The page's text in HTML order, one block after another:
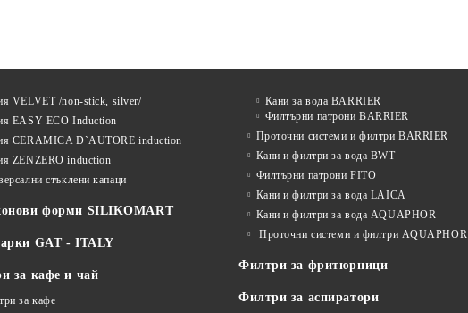
VELVET /non-stick, silver/
EASY ECO Induction
CERAMICA D`AUTORE induction
ZENZERO induction
стъклени капаци
форми SILIKOMART
GAT - ITALY
за кафе и чай
за кафе
Кани за вода BARRIER
Филтърни патрони BARRIER
Проточни системи и филтри BARRIER
Кани и филтри за вода BWT
Филтърни патрони FITO
Кани и филтри за вода LAICA
Кани и филтри за вода AQUAPHOR
Проточни системи и филтри AQUAPHOR
Филтри за фритюрници
Филтри за аспиратори